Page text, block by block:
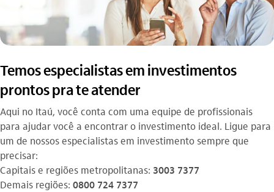
Temos especialistas em investimentos
prontos pra te atender
Aqui no Itaú, você conta com uma equipe de profissionais
para ajudar você a encontrar o investimento ideal. Ligue para
um de nossos especialistas em investimento sempre que
precisar:
Capitais e regiões metropolitanas: 3003 7377
Demais regiões: 0800 724 7377